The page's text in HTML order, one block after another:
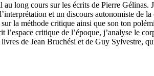
long cours sur les écrits de Pierre
et un discours autonomiste de
la méthode critique ainsi que son ton
l’espace critique de l’époque, j’analyse le
livres de Jean Bruchési et de Guy Sylvestre,